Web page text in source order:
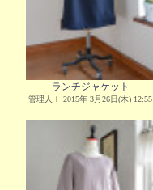
ランチジャケット
管理人Ｉ 2015年 3月26日(木) 12:55